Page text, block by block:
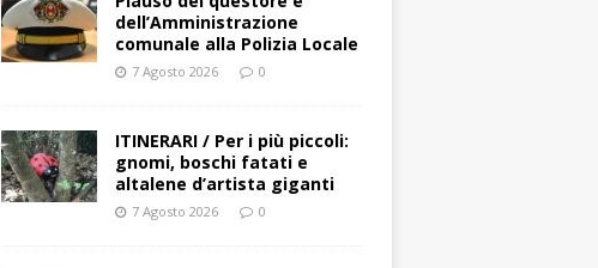
dell’Amministrazione
comunale alla Polizia Locale
7 Agosto 2026 0
ITINERARI / Per i più piccoli:
gnomi, boschi fatati e
altalene d’artista giganti
7 Agosto 2026 0